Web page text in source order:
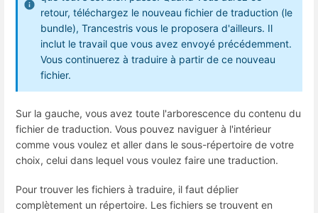
retour, téléchargez le nouveau fichier de traduction (le
bundle), Trancestris vous le proposera d'ailleurs. Il
inclut le travail que vous avez envoyé précédemment.
Vous continuerez à traduire à partir de ce nouveau
fichier.
Sur la gauche, vous avez toute l'arborescence du contenu du
fichier de traduction. Vous pouvez naviguer à l'intérieur
comme vous voulez et aller dans le sous-répertoire de votre
choix, celui dans lequel vous voulez faire une traduction.
Pour trouver les fichiers à traduire, il faut déplier
complètement un répertoire. Les fichiers se trouvent en